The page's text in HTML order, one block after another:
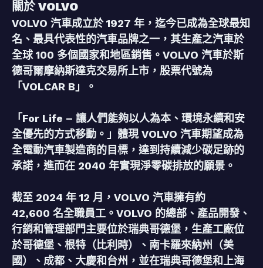
關於 VOLVO
VOLVO 汽車成立於 1927 年，迄今已成為全球最知
名、最具代表性的汽車品牌之一，其生產之汽車於
全球 100 多個國家和地區銷售。VOLVO 汽車於斯
德哥爾摩納斯達克交易所上市，股票代號為
「VOLCAR B」。
「For Life – 讓人們能夠以人為本、環境永續和安
全優先的方式移動。」體現 VOLVO 汽車期望成為
全電動汽車製造商的目標，達到持續減少碳足跡的
承諾，進而在 2040 年實現淨零碳排放的願景。
截至 2024 年 12 月，VOLVO 汽車擁有約
42,600 名全職員工。VOLVO 的總部、產品開發、
行銷和管理部門主要位於瑞典哥德堡，生產工廠位
於哥德堡、根特（比利時）、南卡羅來納州（美
國）、成都、大慶和台州，並在瑞典哥德堡和上海